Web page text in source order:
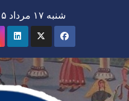
شنبه ۱۷ مرداد ۱۴۰۵